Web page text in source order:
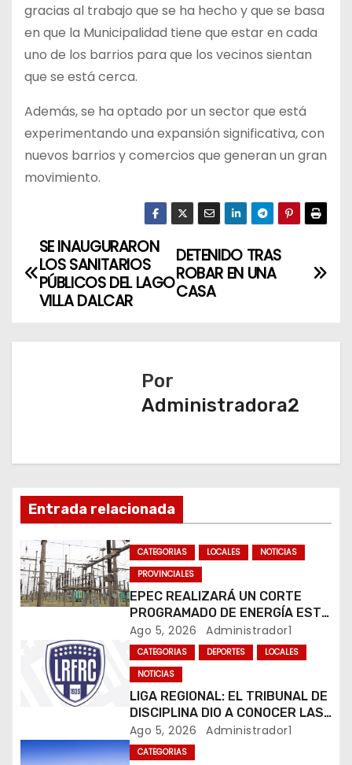
gracias al trabajo que se ha hecho y que se basa
en que la Municipalidad tiene que estar en cada
uno de los barrios para que los vecinos sientan
que se está cerca.
Además, se ha optado por un sector que está
experimentando una expansión significativa, con
nuevos barrios y comercios que generan un gran
movimiento.
N
a
ó
n
d
e
r
DETENIDO TRAS
ROBAR EN UNA
CASA
SE INAUGURARON
LOS SANITARIOS
PÚBLICOS DEL LAGO
VILLA DALCAR
Por
Administradora2
Entrada relacionada
CATEGORIAS LOCALES
NOTICIAS
PROVINCIALES
EPEC REALIZARÁ UN CORTE
PROGRAMADO DE ENERGÍA ESTE
JUEVES EN RÍO CUARTO
Ago 5, 2026 Administrador1
CATEGORIAS DEPORTES
LOCALES
NOTICIAS
LIGA REGIONAL: EL TRIBUNAL DE
DISCIPLINA DIO A CONOCER LAS
SANCIONES DEL BOLETÍN
OFICIAL N.º 24
Ago 5, 2026 Administrador1
CATEGORIAS